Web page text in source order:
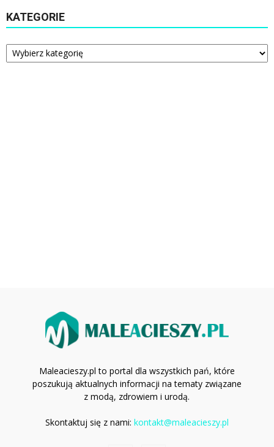
KATEGORIE
Kategorie
Maleacieszy.pl to portal dla wszystkich pań, które
poszukują aktualnych informacji na tematy związane
z modą, zdrowiem i urodą.
Skontaktuj się z nami: kontakt@maleacieszy.pl